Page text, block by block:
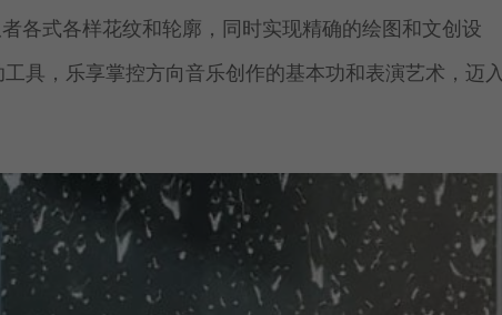
各式各样花纹和轮廓，同时实现精确的绘图和文创设
具，乐享掌控方向音乐创作的基本功和表演艺术，迈入